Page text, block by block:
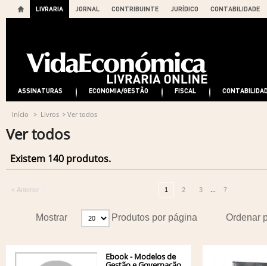
LIVRARIA JORNAL CONTRIBUINTE JURÍDICO CONTABILIDADE
ASSINATURAS ECONOMIA/GESTÃO FISCAL
Início > Livros > Ver todos
Ver todos
Existem 140 produtos.
« Anterior 1 2 3 ... 7
Ordenar
Mostrar Produtos por página
Ebook - Modelos de